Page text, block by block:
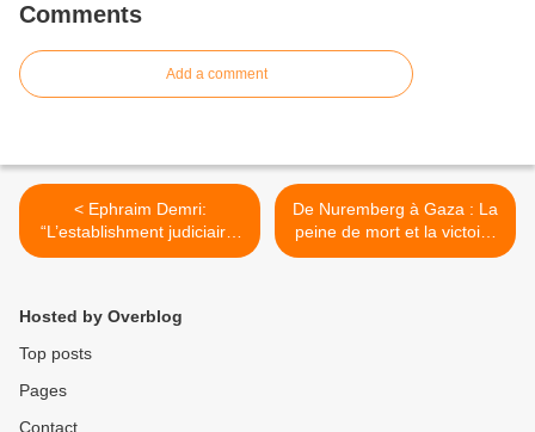
Comments
Add a comment
< Ephraim Demri:
“L’establishment judiciaire,
mu par sa haine de
atteinte"
De Nuremberg à Gaza : La
peine de mort et la victoire
morale d’Israël, Pierre
Hosted by Overblog
Top posts
Pages
Contact